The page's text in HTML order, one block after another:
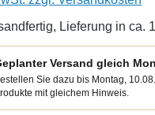
Lieferung in ca.
Versand gleich
Sie dazu bis Montag,
mit gleichem Hinweis.